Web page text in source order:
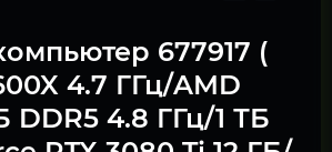
677917 (
4.7 ГГц/AMD
DDR5 4.8 ГГц/1 ТБ